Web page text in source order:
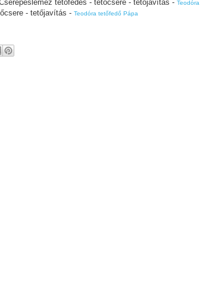
tetőfedés - tetőcsere - tetőjavítás - Teodóra
- tetőjavítás - Teodóra tetőfedő Pápa